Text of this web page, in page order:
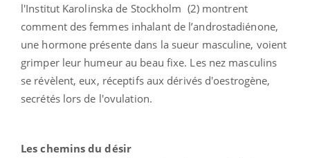
l'Institut Karolinska de Stockholm (2) montrent
comment des femmes inhalant de l’androstadiénone,
une hormone présente dans la sueur masculine, voient
grimper leur humeur au beau fixe. Les nez masculins
se révèlent, eux, réceptifs aux dérivés d'oestrogène,
secrétés lors de l'ovulation.
Les chemins du désir